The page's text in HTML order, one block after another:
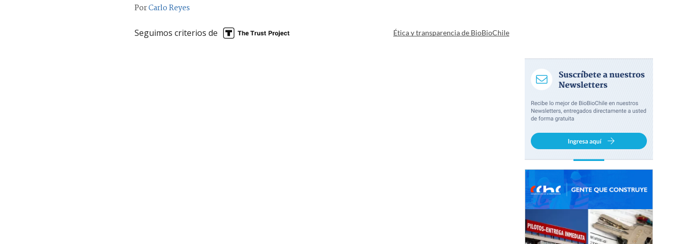
PorCarlo Reyes
Seguimos criterios de Ética y transparencia de BioBioChile